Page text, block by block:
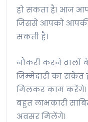
हो सकता है। आज
जिससे आपको आपकी
सकती है।
नौकरी करने वालों
जिम्मेदारी का
मिलकर काम करेंगे।
बहुत लाभकारी
अवसर मिलेंगे।